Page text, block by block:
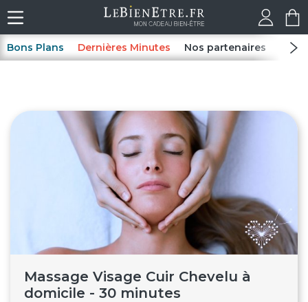
Bons Plans Dernières Minutes Nos partenaires Spas
Massage Visage Cuir Chevelu à
domicile - 30 minutes